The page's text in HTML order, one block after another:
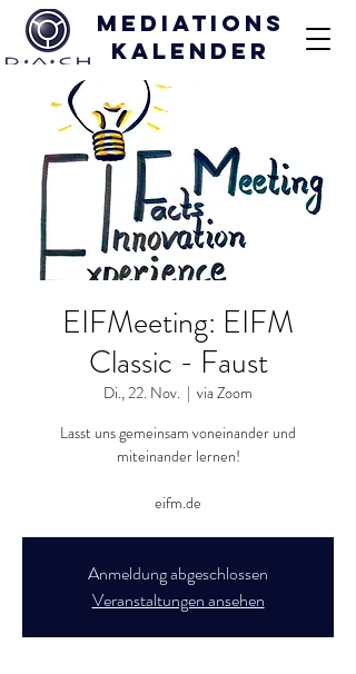
Mediations
kalender
EIFMeeting: EIFM
Classic - Faust
Di., 22. Nov.
  |
via Zoom
Lasst uns gemeinsam voneinander und
miteinander lernen!
eifm.de
Anmeldung abgeschlossen
Veranstaltungen ansehen